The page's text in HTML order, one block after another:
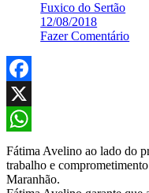
Fuxico do Sertão
12/08/2018
Fazer Comentário
Facebook
X
WhatsApp
Fátima Avelino ao lado do
trabalho e
Maranhão.